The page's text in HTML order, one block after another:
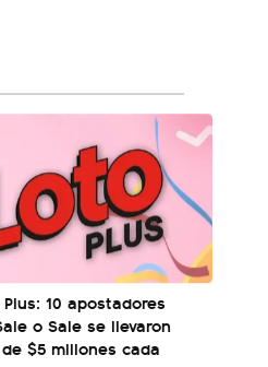
10 apostadores
o Sale se llevaron
$5 millones cada